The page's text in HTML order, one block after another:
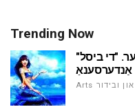
Trending Now
"די ביסל מערמאַיד": אַ קיצער. "די ביסל
אַנדערסענאַ
Arts און ובידור